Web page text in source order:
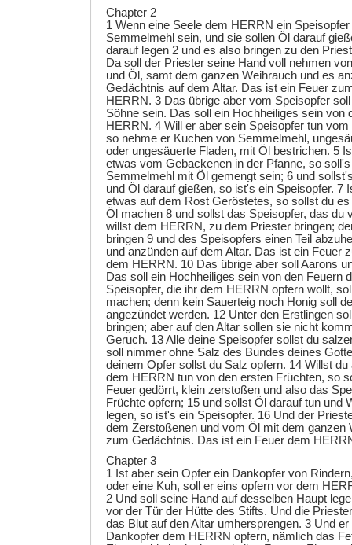
Chapter 2
1 Wenn eine Seele dem HERRN ein
Semmelmehl sein, und sie sollen Öl darauf
darauf legen 2 und es also bringen zu den
Da soll der Priester seine Hand voll nehmen
und Öl, samt dem ganzen Weihrauch und es
Gedächtnis auf dem Altar. Das ist ein Feuer
HERRN. 3 Das übrige aber vom Speisopfer
Söhne sein. Das soll ein Hochheiliges sein von
HERRN. 4 Will er aber sein Speisopfer tun
so nehme er Kuchen von Semmelmehl,
oder ungesäuerte Fladen, mit Öl bestrichen. 5
etwas vom Gebackenen in der Pfanne, so
Semmelmehl mit Öl gemengt sein; 6 und
und Öl darauf gießen, so ist's ein Speisopfer. 7
etwas auf dem Rost Geröstetes, so sollst du
Öl machen 8 und sollst das Speisopfer, das du
willst dem HERRN, zu dem Priester bringen;
bringen 9 und des Speisopfers einen Teil
und anzünden auf dem Altar. Das ist ein Feuer
dem HERRN. 10 Das übrige aber soll Aarons
Das soll ein Hochheiliges sein von den Feuern
Speisopfer, die ihr dem HERRN opfern wollt,
machen; denn kein Sauerteig noch Honig soll
angezündet werden. 12 Unter den Erstlingen
bringen; aber auf den Altar sollen sie nicht
Geruch. 13 Alle deine Speisopfer sollst du
soll nimmer ohne Salz des Bundes deines
deinem Opfer sollst du Salz opfern. 14 Willst du
dem HERRN tun von den ersten Früchten, so
Feuer gedörrt, klein zerstoßen und also das
Früchte opfern; 15 und sollst Öl darauf tun und
legen, so ist's ein Speisopfer. 16 Und der
dem Zerstoßenen und vom Öl mit dem ganzen
zum Gedächtnis. Das ist ein Feuer dem
Chapter 3
1 Ist aber sein Opfer ein Dankopfer von
oder eine Kuh, soll er eins opfern vor dem
2 Und soll seine Hand auf desselben Haupt
vor der Tür der Hütte des Stifts. Und die
das Blut auf den Altar umhersprengen. 3 Und
Dankopfer dem HERRN opfern, nämlich das